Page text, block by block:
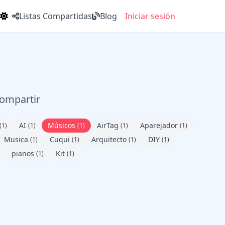
Listas Compartidas Blog Iniciar sesión
(1) AI (1) Músicos (1) AirTag (1) Aparejador (1)
Musica (1) Cuqui (1) Arquitecto (1) DIY (1)
pianos (1) Kit (1)